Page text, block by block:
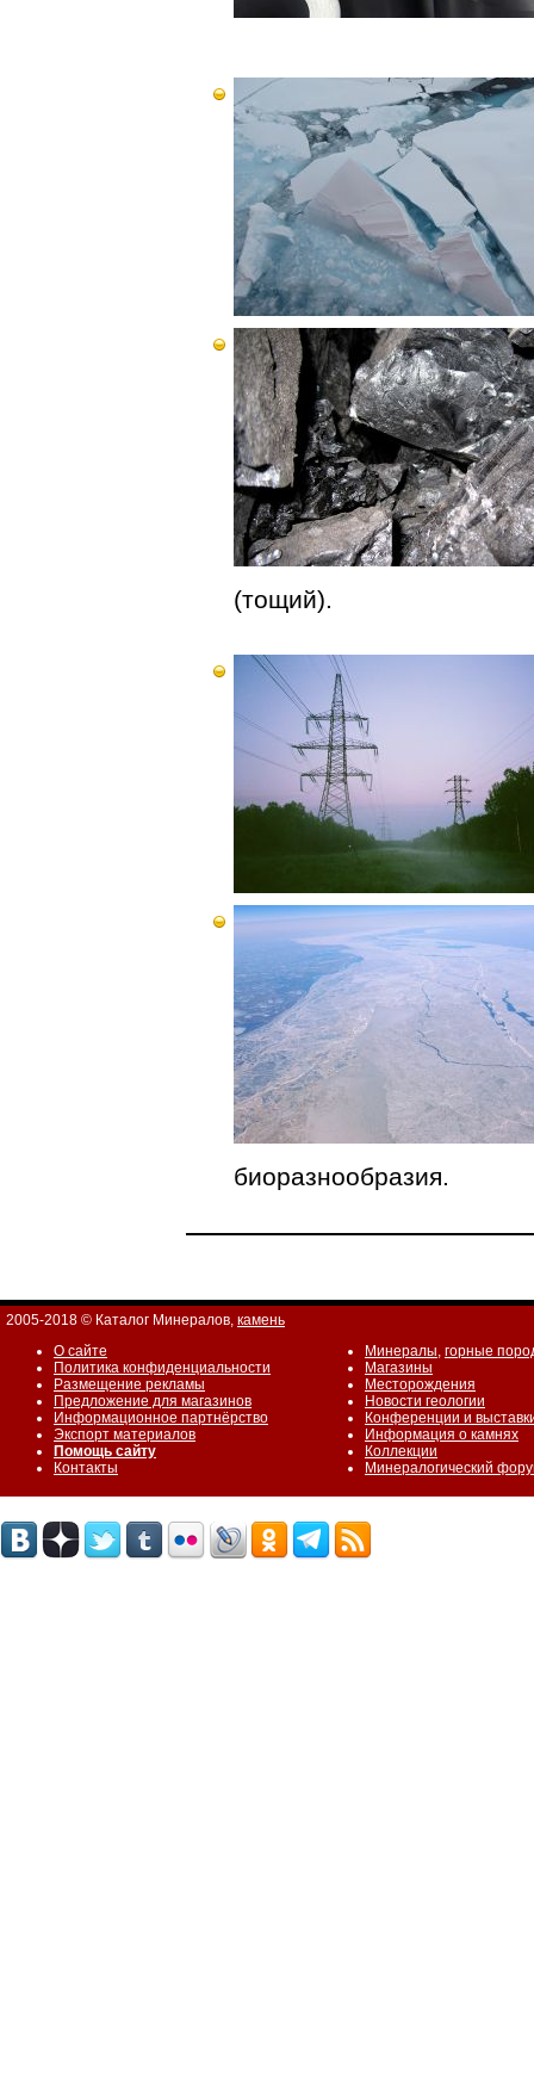
(тощий).
биоразнообразия.
2005-2018 © Каталог Минералов, камень
О сайте
Политика конфиденциальности
Размещение рекламы
Предложение для магазинов
Информационное партнёрство
Экспорт материалов
Помощь сайту
Контакты
Минералы, горные
Магазины
Месторождения
Новости геологии
Конференции и
Информация о камнях
Коллекции
Минералогический